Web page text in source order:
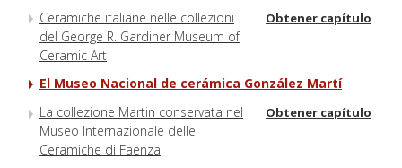
Ceramiche italiane nelle collezioni
del George R. Gardiner Museum of
Ceramic Art
Obtener capítulo
El Museo Nacional de cerámica González Martí
La collezione Martin conservata nel
Museo Internazionale delle
Ceramiche di Faenza
Obtener capítulo